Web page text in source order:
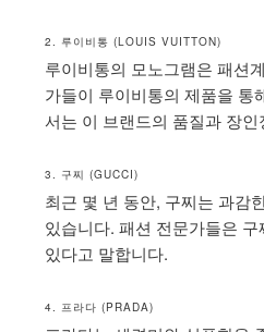
2. 루이비통 (LOUIS VUITTON)
루이비통의 모노그램은 패션
가들이 루이비통의 제품을 통
서는 이 브랜드의 품질과 장
3. 구찌 (GUCCI)
최근 몇 년 동안, 구찌는 과감
있습니다. 패션 전문가들은
있다고 말합니다.
4. 프라다 (PRADA)